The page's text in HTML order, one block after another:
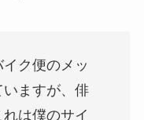
ク便のメッ
ますが、俳
は僕のサイ